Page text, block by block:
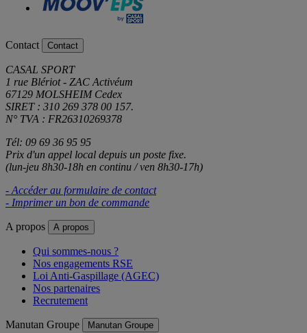
Contact Contact
CASAL SPORT
1 rue Blériot - ZAC Activéum
67129 MOLSHEIM Cedex
SIRET : 310 269 378 00 157.
N° TVA : FR26310269378
Tél: 09 69 36 95 95
Prix d'un appel local depuis un poste fixe.
(lun-jeu 8h30-18h en continu / ven 8h30-17h)
- Accéder au formulaire de contact
- Imprimer un bon de commande
A propos A propos
Qui sommes-nous ?
Nos engagements RSE
Loi Anti-Gaspillage (AGEC)
Nos partenaires
Recrutement
Manutan Groupe Manutan Groupe